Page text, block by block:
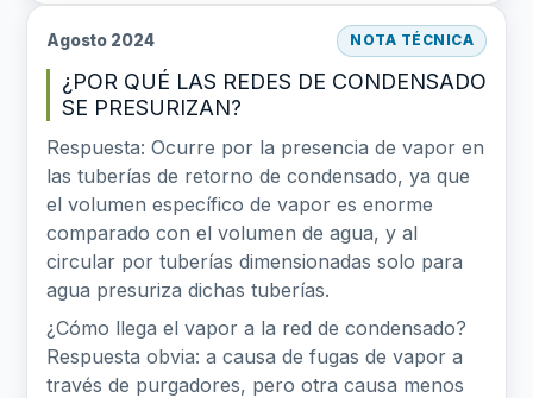
Agosto 2024 NOTA TÉCNICA
¿POR QUÉ LAS REDES DE CONDENSADO
SE PRESURIZAN?
Respuesta: Ocurre por la presencia de vapor en
las tuberías de retorno de condensado, ya que
el volumen específico de vapor es enorme
comparado con el volumen de agua, y al
circular por tuberías dimensionadas solo para
agua presuriza dichas tuberías.
¿Cómo llega el vapor a la red de condensado?
Respuesta obvia: a causa de fugas de vapor a
través de purgadores, pero otra causa menos